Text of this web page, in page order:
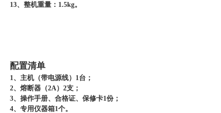
13、整机重量：1.5kg。
配置清单
1、主机（带电源线）1台；
2、熔断器（2A）2支；
3、操作手册、合格证、保修卡1份；
4、专用仪器箱1个。